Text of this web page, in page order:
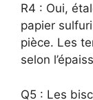
R4 : Oui,
papier
pièce. Les
selon
Q5 : Les